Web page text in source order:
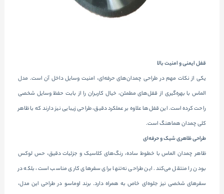
قفل ایمنی و امنیت بالا
یکی از نکات مهم در طراحی چمدان‌های حرفه‌ای، امنیت وسایل داخل آن است. مدل
الماس با بهره‌گیری از قفل‌های مطمئن، خیال کاربران را از بابت حفظ وسایل شخصی
راحت کرده است. این قفل‌ها علاوه بر عملکرد دقیق، طراحی زیبایی نیز دارند که با ظاهر
کلی چمدان هماهنگ است.
طراحی ظاهری شیک و حرفه‌ای
ظاهر چمدان الماس با خطوط ساده، رنگ‌های کلاسیک و جزئیات دقیق، حس لوکس
بودن را منتقل می‌کند. این طراحی نه‌تنها برای سفرهای کاری مناسب است، بلکه در
سفرهای شخصی نیز جلوه‌ای خاص به همراه دارد. برند اوماسو در طراحی این مدل،